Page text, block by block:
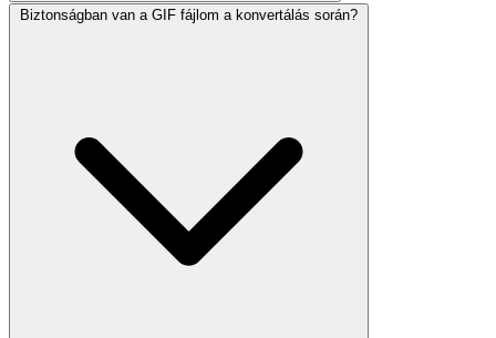
Biztonságban van a GIF fájlom a konvertálás során?